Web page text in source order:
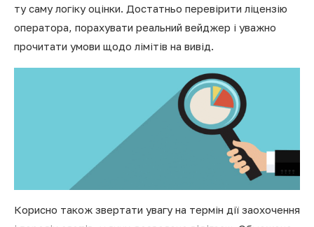
ту саму логіку оцінки. Достатньо перевірити ліцензію
оператора, порахувати реальний вейджер і уважно
прочитати умови щодо лімітів на вивід.
Корисно також звертати увагу на термін дії заохочення